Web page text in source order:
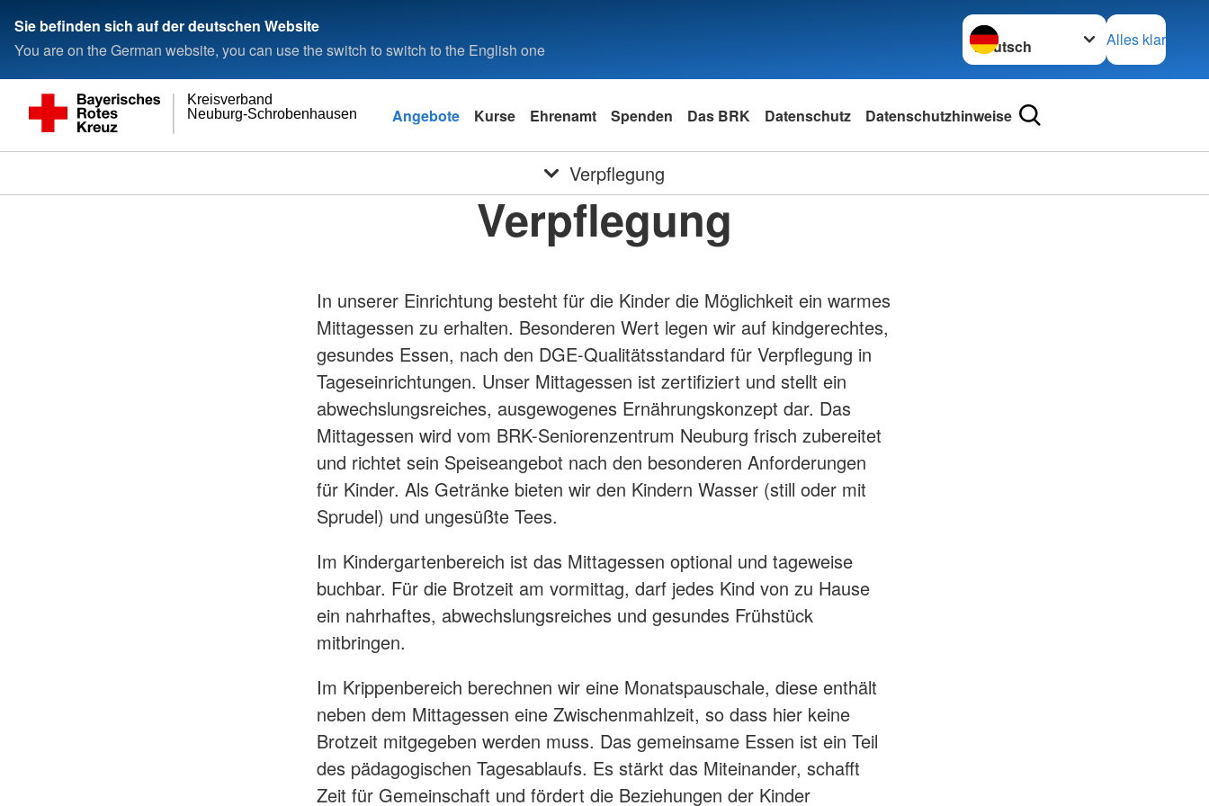
Sie befinden sich auf der deutschen Website
You are on the German website, you can use the switch to switch to the English one
Sprache wechseln zu
Alles klar
Neuburg-Schrobenhausen
Kreisverband
Angebote Kurse Ehrenamt Spenden Das BRK Datenschutz Datenschutzhinweise
Verpflegung
Verpflegung
In unserer Einrichtung besteht für die Kinder die Möglichkeit ein warmes
Mittagessen zu erhalten. Besonderen Wert legen wir auf kindgerechtes,
gesundes Essen, nach den DGE-Qualitätsstandard für Verpflegung in
Tageseinrichtungen. Unser Mittagessen ist zertifiziert und stellt ein
abwechslungsreiches, ausgewogenes Ernährungskonzept dar. Das
Mittagessen wird vom BRK-Seniorenzentrum Neuburg frisch zubereitet
und richtet sein Speiseangebot nach den besonderen Anforderungen
für Kinder. Als Getränke bieten wir den Kindern Wasser (still oder mit
Sprudel) und ungesüßte Tees.
Im Kindergartenbereich ist das Mittagessen optional und tageweise
buchbar. Für die Brotzeit am vormittag, darf jedes Kind von zu Hause
ein nahrhaftes, abwechslungsreiches und gesundes Frühstück
mitbringen.
Im Krippenbereich berechnen wir eine Monatspauschale, diese enthält
neben dem Mittagessen eine Zwischenmahlzeit, so dass hier keine
Brotzeit mitgegeben werden muss. Das gemeinsame Essen ist ein Teil
des pädagogischen Tagesablaufs. Es stärkt das Miteinander, schafft
Zeit für Gemeinschaft und fördert die Beziehungen der Kinder